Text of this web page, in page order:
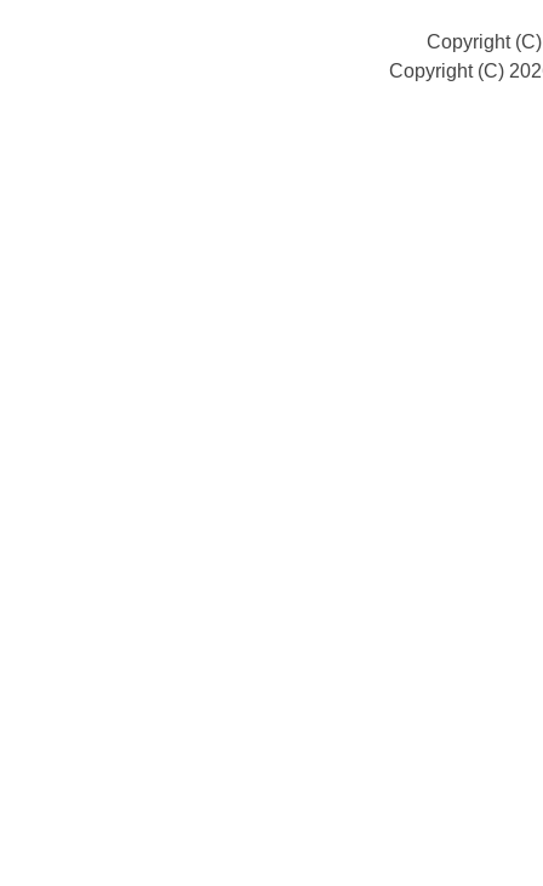
Copyright
Copyright (C)